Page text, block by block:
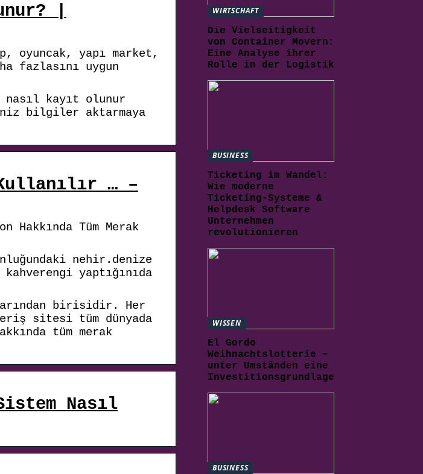
|
yapı market,
fazlasını uygun
nasıl kayıt olunur
bilgiler aktarmaya
… –
Hakkında Tüm Merak
nehir.denize
yaptığınıda
birisidir. Her
sitesi tüm dünyada
tüm merak
Nasıl
WIRTSCHAFT
Die Vielseitigkeit
von Container Movern:
Eine Analyse ihrer
Rolle in der Logistik
BUSINESS
Ticketing im Wandel:
Wie moderne
Ticketing-Systeme &
Helpdesk Software
Unternehmen
revolutionieren
WISSEN
El Gordo
Weihnachtslotterie –
unter Umständen eine
Investitionsgrundlage
BUSINESS